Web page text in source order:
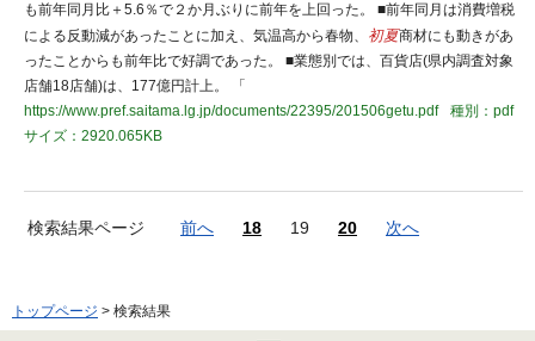
も前年同⽉⽐＋5.6％で２か月ぶりに前年を上回った。 ■前年同⽉は消費増税
による反動減があったことに加え、気温⾼から春物、 初夏商材にも動きがあ
ったことからも前年⽐で好調であった。 ■業態別では、百貨店(県内調査対象
店舗18店舗)は、177億円計上。 「
https://www.pref.saitama.lg.jp/documents/22395/201506getu.pdf
種別：pdf
サイズ：2920.065KB
検索結果ページ 前へ 18 19 20 次へ
トップページ > 検索結果